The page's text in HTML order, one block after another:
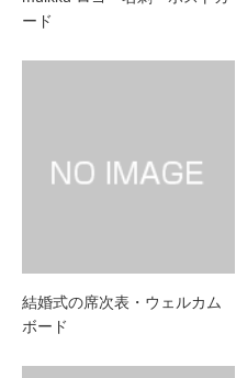
ード
結婚式の席次表・ウェルカム
ボード